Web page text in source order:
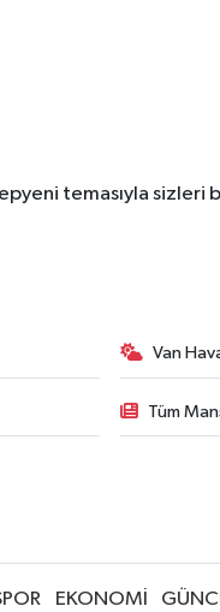
temasıyla sizleri
Van
Tüm
EKONOMİ